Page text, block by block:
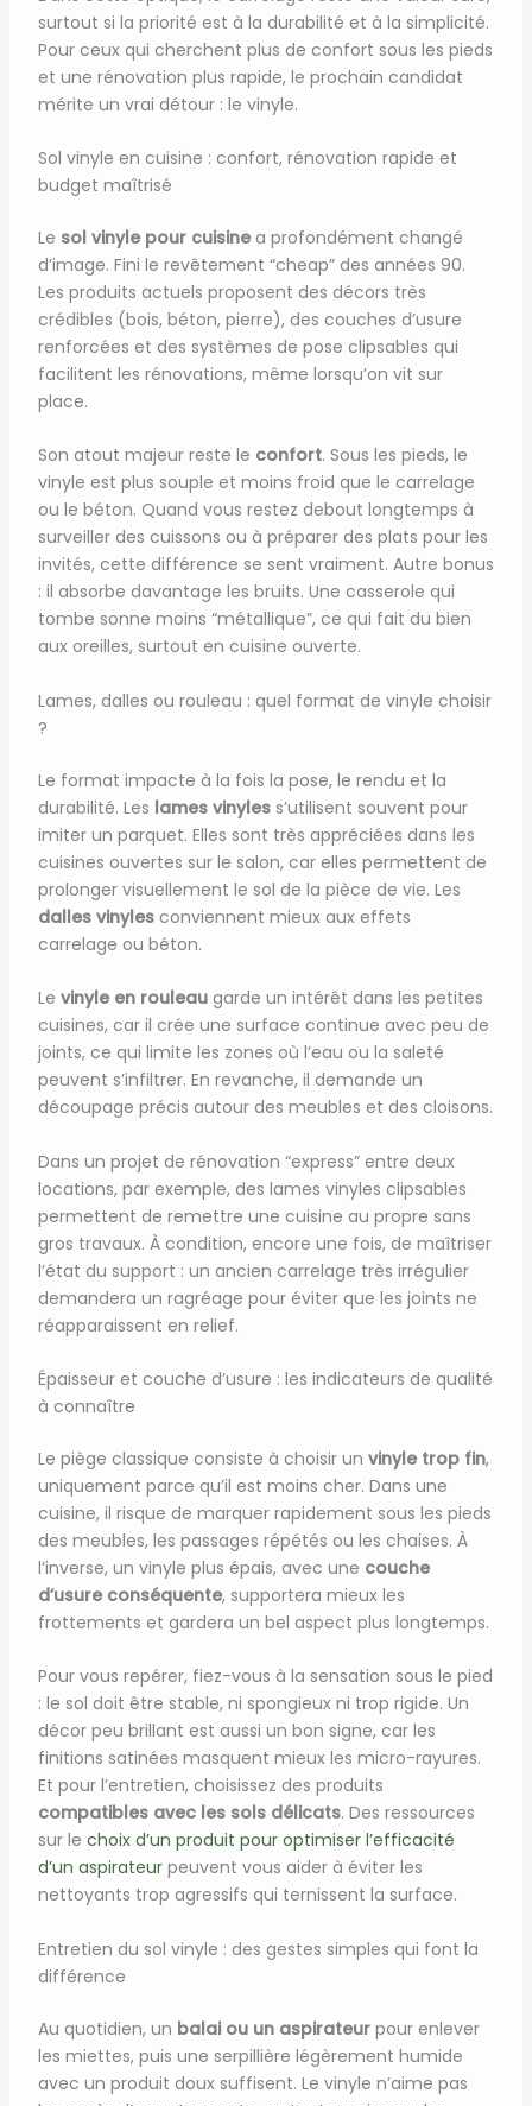
surtout si la priorité est à la durabilité et à la simplicité.
Pour ceux qui cherchent plus de confort sous les pieds
et une rénovation plus rapide, le prochain candidat
mérite un vrai détour : le vinyle.
Sol vinyle en cuisine : confort, rénovation rapide et
budget maîtrisé
Le sol vinyle pour cuisinea profondément changé
d’image. Fini le revêtement “cheap” des années 90.
Les produits actuels proposent des décors très
crédibles (bois, béton, pierre), des couches d’usure
renforcées et des systèmes de pose clipsables qui
facilitent les rénovations, même lorsqu’on vit sur
place.
Son atout majeur reste le confort. Sous les pieds, le
vinyle est plus souple et moins froid que le carrelage
ou le béton. Quand vous restez debout longtemps à
surveiller des cuissons ou à préparer des plats pour les
invités, cette différence se sent vraiment. Autre bonus
: il absorbe davantage les bruits. Une casserole qui
tombe sonne moins “métallique”, ce qui fait du bien
aux oreilles, surtout en cuisine ouverte.
Lames, dalles ou rouleau : quel format de vinyle choisir
?
Le format impacte à la fois la pose, le rendu et la
durabilité. Les lames vinyless’utilisent souvent pour
imiter un parquet. Elles sont très appréciées dans les
cuisines ouvertes sur le salon, car elles permettent de
prolonger visuellement le sol de la pièce de vie. Les
dalles vinylesconviennent mieux aux effets
carrelage ou béton.
Le vinyle en rouleaugarde un intérêt dans les petites
cuisines, car il crée une surface continue avec peu de
joints, ce qui limite les zones où l’eau ou la saleté
peuvent s’infiltrer. En revanche, il demande un
découpage précis autour des meubles et des cloisons.
Dans un projet de rénovation “express” entre deux
locations, par exemple, des lames vinyles clipsables
permettent de remettre une cuisine au propre sans
gros travaux. À condition, encore une fois, de maîtriser
l’état du support : un ancien carrelage très irrégulier
demandera un ragréage pour éviter que les joints ne
réapparaissent en relief.
Épaisseur et couche d’usure : les indicateurs de qualité
à connaître
Le piège classique consiste à choisir un vinyle trop fin,
uniquement parce qu’il est moins cher. Dans une
cuisine, il risque de marquer rapidement sous les pieds
des meubles, les passages répétés ou les chaises. À
l’inverse, un vinyle plus épais, avec une couche
d’usure conséquente, supportera mieux les
frottements et gardera un bel aspect plus longtemps.
Pour vous repérer, fiez-vous à la sensation sous le pied
: le sol doit être stable, ni spongieux ni trop rigide. Un
décor peu brillant est aussi un bon signe, car les
finitions satinées masquent mieux les micro-rayures.
Et pour l’entretien, choisissez des produits
compatibles avec les sols délicats. Des ressources
sur le choix d’un produit pour optimiser l’efficacité
d’un aspirateurpeuvent vous aider à éviter les
nettoyants trop agressifs qui ternissent la surface.
Entretien du sol vinyle : des gestes simples qui font la
différence
Au quotidien, un balai ou un aspirateurpour enlever
les miettes, puis une serpillière légèrement humide
avec un produit doux suffisent. Le vinyle n’aime pas